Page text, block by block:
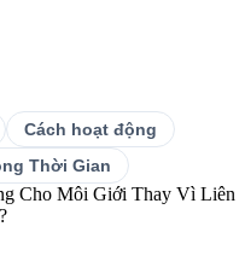
Cách hoạt động
Thời Gian
Cho Môi Giới Thay Vì Liên